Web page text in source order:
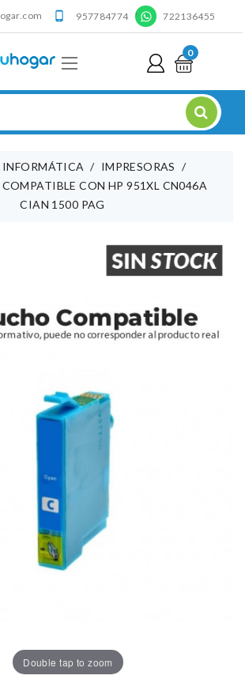
 957784774 ' 722136455
0
INFORMÁTICA
IMPRESORAS
CON HP 951XL CN046A
CIAN 1500 PAG
Double tap to zoom